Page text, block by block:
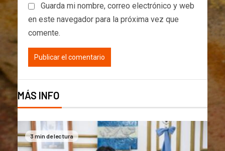
Guarda mi nombre, correo electrónico y web
en este navegador para la próxima vez que
comente.
MÁS INFO
3 min de lectura